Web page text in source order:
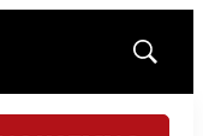
Mostrar